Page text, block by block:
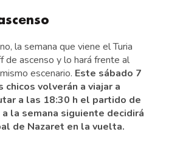
la semana que viene el Turia
de ascenso y lo hará frente al
escenario. Este sábado 7
chicos volverán a viajar a
a las 18:30 h el partido de
la semana siguiente decidirá
de Nazaret en la vuelta.